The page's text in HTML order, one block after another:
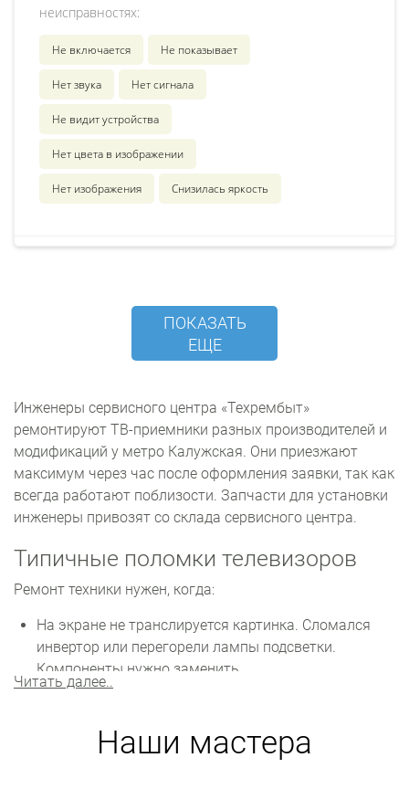
неисправностях:
Не включается Не показывает
Нет звука Нет сигнала
Не видит устройства
Нет цвета в изображении
Нет изображения Снизилась яркость
ПОКАЗАТЬ
ЕЩЕ
Инженеры сервисного центра «Техрембыт»
ремонтируют ТВ-приемники разных производителей и
модификаций у метро Калужская. Они приезжают
максимум через час после оформления заявки, так как
всегда работают поблизости. Запчасти для установки
инженеры привозят со склада сервисного центра.
Типичные поломки телевизоров
Ремонт техники нужен, когда:
На экране не транслируется картинка. Сломался
инвертор или перегорели лампы подсветки.
Компоненты нужно заменить.
Постоянно происходят сбои в настройках.
обеспечением. Нужно переустанавливать или
обновлять прошивку.
Читать далее..
Наши мастера